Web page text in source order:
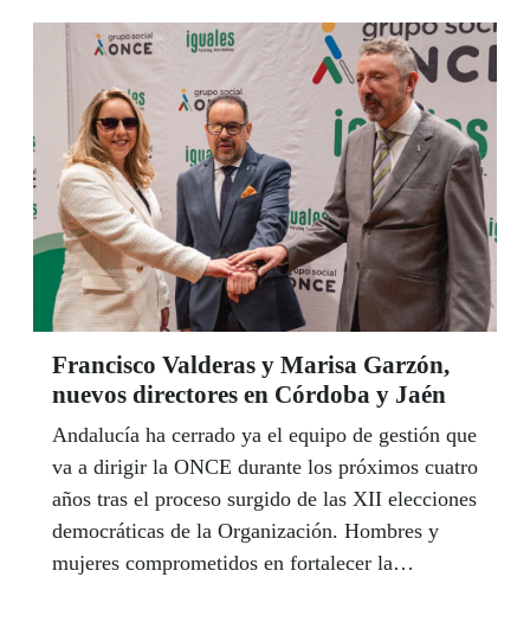
de emociones compartidas con todo un pueblo que
ha vuelto hacer honor a su leyenda, en esta ocasión,
todos a una por la Inclusión. Y todo, enmarcado
dentro del 39 Concurso Escolar del Grupo Social
ONCE.
Francisco Valderas y Marisa Garzón,
nuevos directores en Córdoba y Jaén
Andalucía ha cerrado ya el equipo de gestión que
va a dirigir la ONCE durante los próximos cuatro
años tras el proceso surgido de las XII elecciones
democráticas de la Organización. Hombres y
mujeres comprometidos en fortalecer la